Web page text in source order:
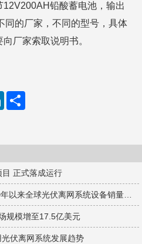
铅酸蓄电池，输出
同的厂家，不同的型号，具体
厂家索取说明书。
L
d
n
目 正式落成运行
规模增至17.5亿美元
伏离网系统发展趋势